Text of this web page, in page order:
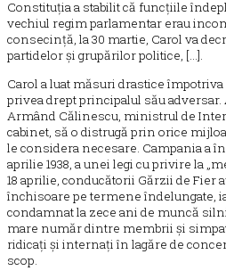
Constituția a stabilit că funcțiile
vechiul regim parlamentar erau
consecință, la 30 martie, Carol va
partidelor și grupărilor politice, [...].
Carol a luat măsuri drastice împotriva
privea drept principalul său
Armând Călinescu, ministrul de
cabinet, să o distrugă prin orice
le considera necesare. Campania a
aprilie 1938, a unei legi cu privire la
18 aprilie, conducătorii Gărzii de Fier
închisoare pe termene îndelungate,
condamnat la zece ani de muncă
mare număr dintre membrii și
ridicați și internați în lagăre de
scop.